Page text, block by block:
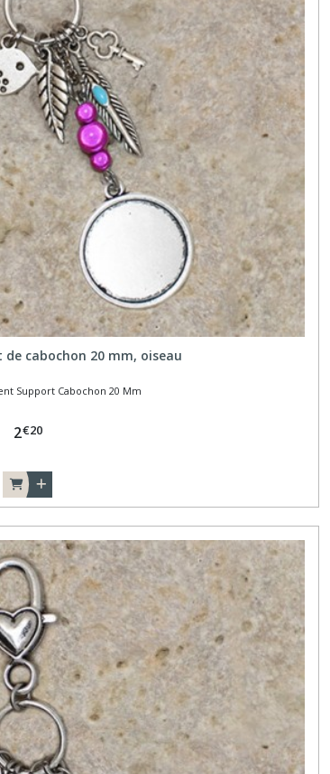
cabochon 20 mm, oiseau
Support Cabochon 20 Mm
2€20